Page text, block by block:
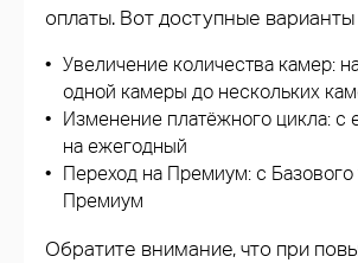
оплаты. Вот доступные
Увеличение количества камер:
одной камеры до нескольких
Изменение платёжного цикла: с
на ежегодный
Переход на Премиум: с Базового
Премиум
Обратите внимание, что при